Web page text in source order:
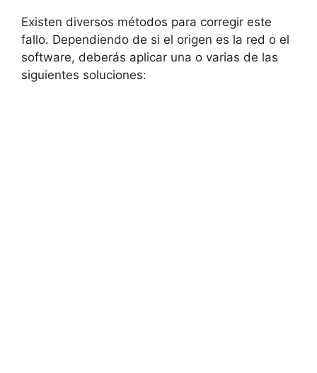
Existen diversos métodos para corregir este
fallo. Dependiendo de si el origen es la red o el
software, deberás aplicar una o varias de las
siguientes soluciones: